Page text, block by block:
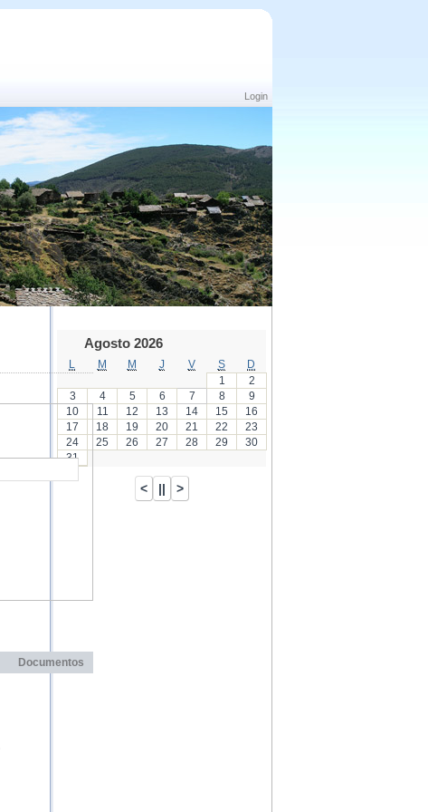
Login
Documentos
Agosto 2026
M M J V S
D
1
2
3
4 5 6 7 8
9
10
11 12 13 14 15
16
17
18 19 20 21 22
23
24
25 26 27 28 29
30
31